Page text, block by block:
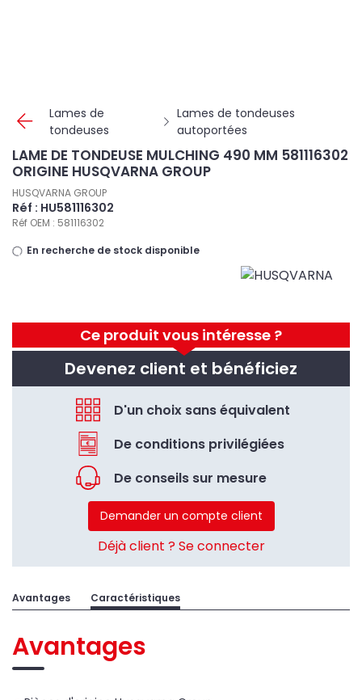
Lames de
tondeuses
Lames de tondeuses
autoportées
Ce produit vous intéresse ?
Devenez client et bénéficiez
D'un choix sans équivalent
De conditions privilégiées
De conseils sur mesure
Demander un compte client
Déjà client ? Se connecter
LAME DE TONDEUSE MULCHING 490 MM 581116302
ORIGINE HUSQVARNA GROUP
HUSQVARNA GROUP
Réf : HU581116302
Réf OEM : 581116302
En recherche de stock disponible
Avantages Caractéristiques
Avantages